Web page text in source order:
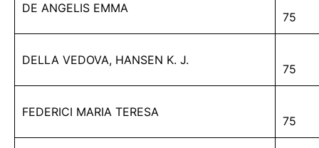
DE ANGELIS EMMA
75
DELLA VEDOVA, HANSEN K. J.
75
FEDERICI MARIA TERESA
75